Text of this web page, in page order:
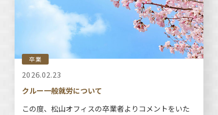
卒業
2026.02.23
クルー一般就労について
この度、松山オフィスの卒業者よりコメントをいた